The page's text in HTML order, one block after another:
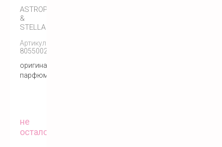
ASTROPHIL
&
STELLA
Артикул:
8055002159449
оригинальный
парфюм
не
осталось